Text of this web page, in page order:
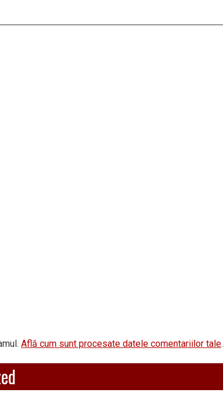
Află cum sunt procesate datele comentariilor tale.